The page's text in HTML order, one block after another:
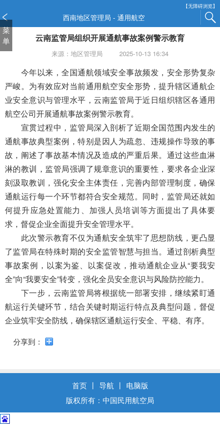
【无障碍浏览】
西南地区管理局 - 通用航空
菜
单
云南监管局组织开展通航事故案例警示教育
来源：地区管理局 2025-10-13 16:34
今年以来，全国通航领域安全事故频发，安全形势复杂
严峻。为有效应对当前通用航空安全形势，提升辖区通航企
业安全意识与管理水平，云南监管局于近日组织辖区各通用
航空公司开展通航事故案例警示教育。
宣贯过程中，监管局深入剖析了近期全国范围内发生的
通航事故典型案例，特别是因人为疏忽、违规操作导致的事
故，阐述了事故基本情况及造成的严重后果。通过这些血淋
淋的教训，监管局强调了规章意识的重要性，要求各企业深
刻汲取教训，强化安全主体责任，完善内部管理制度，确保
通航运行每一个环节都符合安全规范。同时，监管局还就如
何提升应急处置能力、加强人员培训等方面提出了具体要
求，督促企业全面提升安全管理水平。
此次警示教育不仅为通航安全筑牢了思想防线，更凸显
了监管局在特殊时期的安全监管智慧与担当。通过剖析典型
事故案例，以案为鉴、以案促改，推动通航企业从“要我安
全”向“我要安全”转变，强化全员安全意识与风险防控能力。
下一步，云南监管局将根据统一部署安排，继续紧盯通
航运行关键环节，结合关键时期运行特点及典型问题，督促
企业筑牢安全防线，确保辖区通航运行安全、平稳、有序。
分享到：
首页 丨 导航 丨
电脑版
版权所有：中国民用航空局
窗
口
打
碍
说
明
页
Alt
加
波
浪
键
打
开
导